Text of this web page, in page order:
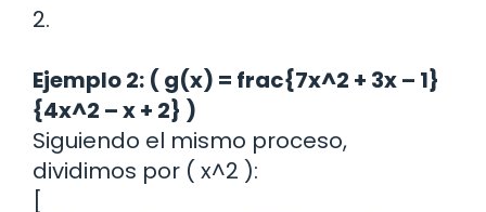
2.
Ejemplo 2: ( g(x) = frac{7x^2 + 3x – 1}
{4x^2 – x + 2} )
Siguiendo el mismo proceso,
dividimos por ( x^2 ):
[